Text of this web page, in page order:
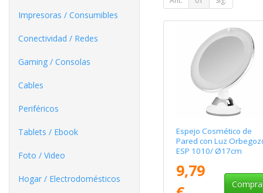
Impresoras / Consumibles
Conectividad / Redes
Gaming / Consolas
Cables
Periféricos
Tablets / Ebook
Foto / Video
Hogar / Electrodomésticos
Espejo Cosmético de
Pared con Luz
ESP 1010/ Ø17cm
9,79